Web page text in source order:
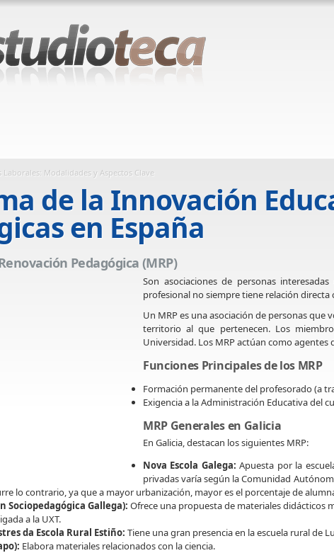
Modalidades y Aspectos Clave
de la Innovación
en España
Pedagógica (MRP)
Son asociaciones de personas
profesional no siempre tiene relación
Un MRP es una asociación de personas
territorio al que pertenecen. Los
Universidad. Los MRP actúan como
Funciones Principales de los MRP
Formación permanente del profesorado (a
Exigencia a la Administración Educativa del
MRP Generales en Galicia
En Galicia, destacan los siguientes MRP:
Nova Escola Galega: Apuesta por la
privadas varía según la Comunidad
lo contrario, ya que a mayor urbanización, mayor es el porcentaje de
Sociopedagógica Gallega): Ofrece una propuesta de materiales didácticos
a la UXT.
da Escola Rural Estiño: Tiene una gran presencia en la escuela rural de
Elabora materiales relacionados con la ciencia.